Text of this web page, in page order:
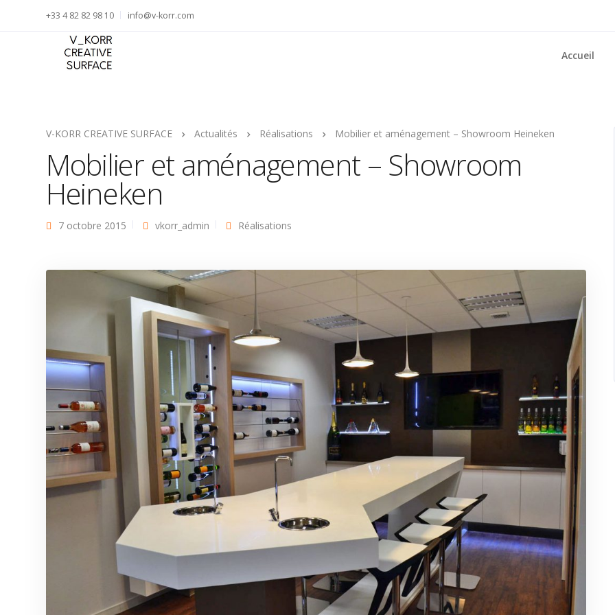
+33 4 82 82 98 10 info@v-korr.com
Accueil
V-KORR CREATIVE SURFACE Actualités Réalisations Mobilier et aménagement – Showroom Heineken
Mobilier et aménagement – Showroom
Heineken
7 octobre 2015 vkorr_admin Réalisations